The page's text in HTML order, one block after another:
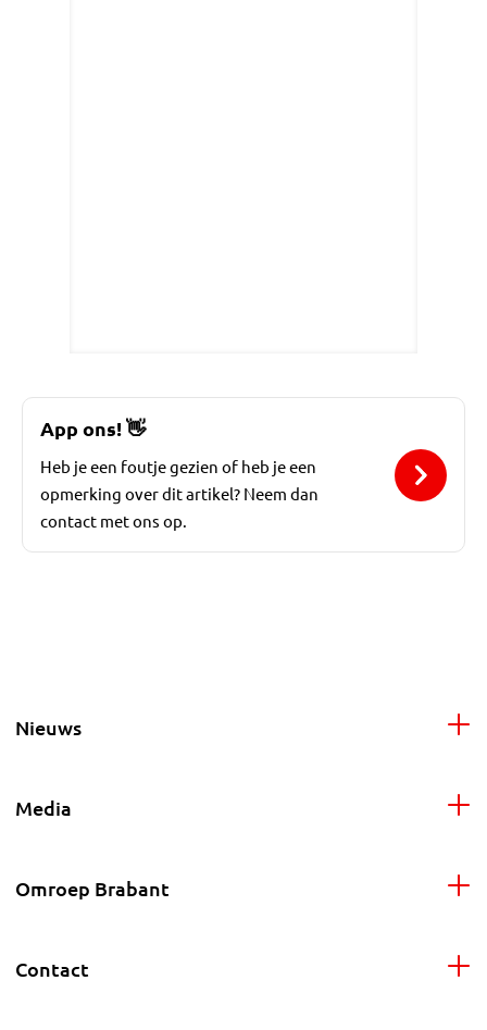
App ons!👋
Heb je een foutje gezien of heb je een
opmerking over dit artikel? Neem dan
contact met ons op.
Nieuws
Media
Omroep Brabant
Contact